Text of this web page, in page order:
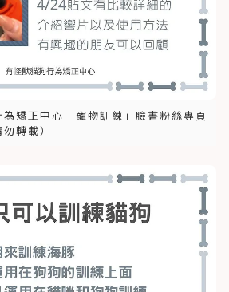
為矯正中心｜寵物訓練」臉書粉絲專頁
轉載）